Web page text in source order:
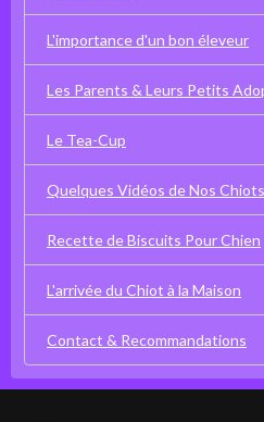
L'importance d'un bon éleveur
Les Parents & Leurs Petits
Le Tea-Cup
Quelques Vidéos de Nos Chiots
Recette de Biscuits Pour Chien
L'arrivée du Chiot à la Maison
Contact & Recommandations